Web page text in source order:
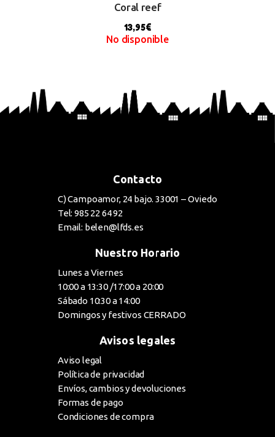
Coral reef
13,95€
No disponible
Contacto
C) Campoamor, 24 bajo. 33001 – Oviedo
Tel: 985 22 64 92
Email: belen@lfds.es
Nuestro Horario
Lunes a Viernes
10:00 a 13:30 /17:00 a 20:00
Sábado 10:30 a 14:00
Domingos y festivos CERRADO
Avisos legales
Aviso legal
Política de privacidad
Envíos, cambios y devoluciones
Formas de pago
Condiciones de compra